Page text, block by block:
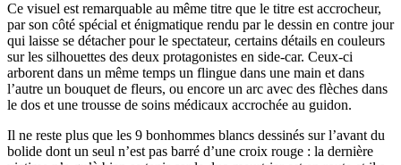
Ce visuel est remarquable au même titre que le titre est accrocheur,
par son côté spécial et énigmatique rendu par le dessin en contre jour
qui laisse se détacher pour le spectateur, certains détails en couleurs
sur les silhouettes des deux protagonistes en side-car. Ceux-ci
arborent dans un même temps un flingue dans une main et dans
l’autre un bouquet de fleurs, ou encore un arc avec des flèches dans
le dos et une trousse de soins médicaux accrochée au guidon.
Il ne reste plus que les 9 bonhommes blancs dessinés sur l’avant du
bolide dont un seul n’est pas barré d’une croix rouge : la dernière